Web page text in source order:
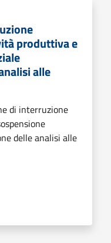
produttiva e
alle
di interruzione
delle analisi alle